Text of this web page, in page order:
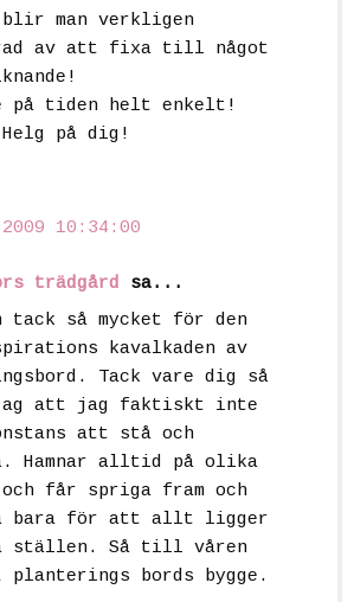
man verkligen
av att fixa till något
på tiden helt enkelt!
på dig!
10:34:00
trädgård sa...
tack så mycket för den
kavalkaden av
Tack vare dig så
att jag faktiskt inte
att stå och
Hamnar alltid på olika
får spriga fram och
bara för att allt ligger
ställen. Så till våren
bords bygge.